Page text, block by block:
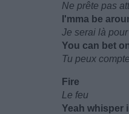
Ne prête pas
I'mma be
Je serai là pour
You can bet
Tu peux
Fire
Le feu
Yeah whisper